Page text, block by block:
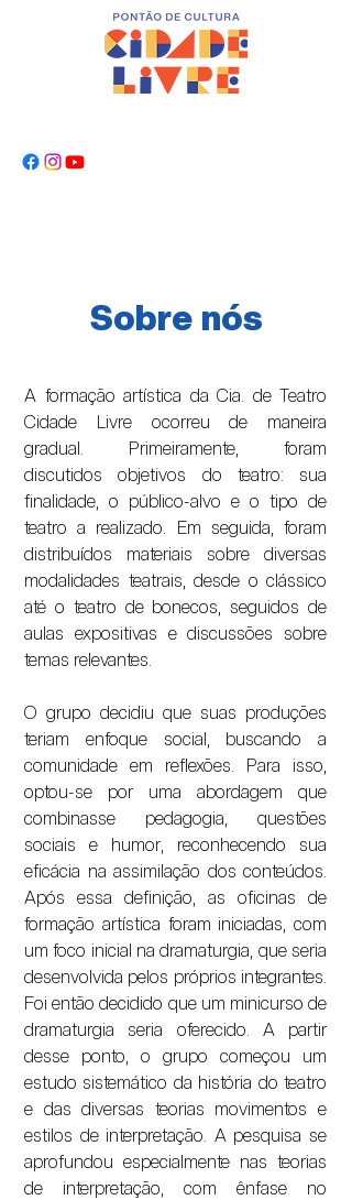
Sobre nós
A formação artística da Cia. de Teatro
Cidade Livre ocorreu de maneira
gradual. Primeiramente, foram
discutidos objetivos do teatro: sua
finalidade, o público-alvo e o tipo de
teatro a realizado. Em seguida, foram
distribuídos materiais sobre diversas
modalidades teatrais, desde o clássico
até o teatro de bonecos, seguidos de
aulas expositivas e discussões sobre
temas relevantes.
O grupo decidiu que suas produções
teriam enfoque social, buscando a
comunidade em reflexões. Para isso,
optou-se por uma abordagem que
combinasse pedagogia, questões
sociais e humor, reconhecendo sua
eficácia na assimilação dos conteúdos.
Após essa definição, as oficinas de
formação artística foram iniciadas, com
um foco inicial na dramaturgia, que seria
desenvolvida pelos próprios integrantes.
Foi então decidido que um minicurso de
dramaturgia seria oferecido. A partir
desse ponto, o grupo começou um
estudo sistemático da história do teatro
e das diversas teorias movimentos e
estilos de interpretação. A pesquisa se
aprofundou especialmente nas teorias
de interpretação, com ênfase no